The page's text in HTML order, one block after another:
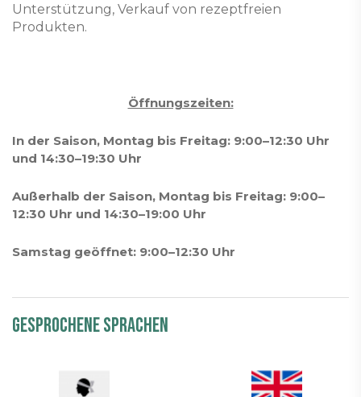
Unterstützung, Verkauf von rezeptfreien
Produkten.
Öffnungszeiten:
In der Saison, Montag bis Freitag: 9:00–12:30 Uhr
und 14:30–19:30 Uhr
Außerhalb der Saison, Montag bis Freitag: 9:00–
12:30 Uhr und 14:30–19:00 Uhr
Samstag geöffnet: 9:00–12:30 Uhr
Gesprochene Sprachen